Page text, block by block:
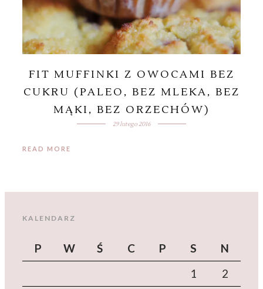
FIT MUFFINKI Z OWOCAMI BEZ
CUKRU (PALEO, BEZ MLEKA, BEZ
MĄKI, BEZ ORZECHÓW)
29 lutego 2016
READ MORE
KALENDARZ
P W Ś C P S
N
1
2